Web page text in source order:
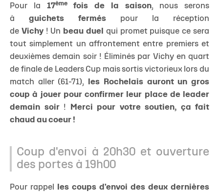
Pour la 17èmefois de la saison, nous serons
à guichets fermés pour la réception
de Vichy! Un beau duel qui promet puisque ce sera
tout simplement un affrontement entre premiers et
deuxièmes demain soir ! Éliminés par Vichy en quart
de finale de Leaders Cup mais sortis victorieux lors du
match aller (61-71),
les Rochelais auront un gros
coup à jouer pour confirmer leur place de leader
demain soir ! Merci pour votre soutien, ça fait
chaud au coeur !
Coup d'envoi à 20h30 et ouverture
des portes à 19h00
Pour rappel
les coups d'envoi des deux dernières